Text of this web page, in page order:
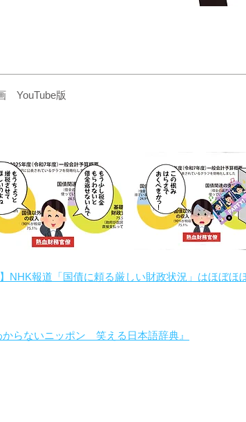
YouTube版
NHK報道「国債に頼る厳しい財政状況」はほぼほ
らないニッポン 笑える日本語辞典』